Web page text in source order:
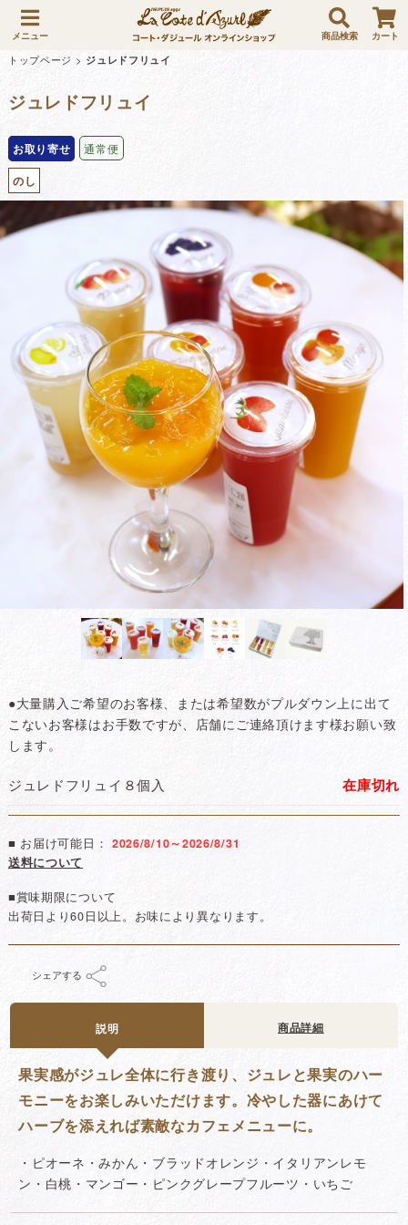
メニュー 商品検索 カート
トップページ > ジュレドフリュイ
ジュレドフリュイ
お取り寄せ 通常便
のし
●大量購入ご希望のお客様、または希望数がプルダウン上に出て
こないお客様はお手数ですが、店舗にご連絡頂けます様お願い致
します。
ジュレドフリュイ８個入 在庫切れ
■ お届け可能日： 2026/8/10～2026/8/31
送料について
■賞味期限について
出荷日より60日以上。お味により異なります。
シェアする
説明 商品詳細
果実感がジュレ全体に行き渡り、ジュレと果実のハー
モニーをお楽しみいただけます。冷やした器にあけて
ハーブを添えれば素敵なカフェメニューに。
・ピオーネ・みかん・ブラッドオレンジ・イタリアンレモ
ン・白桃・マンゴー・ピンクグレープフルーツ・いちご